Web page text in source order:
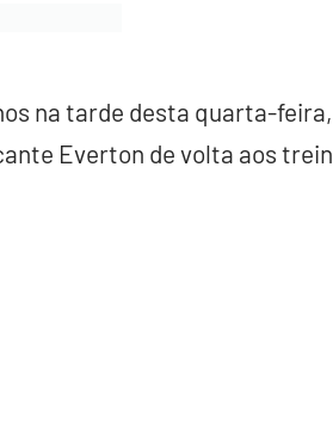
na tarde desta quarta-
Everton de volta aos